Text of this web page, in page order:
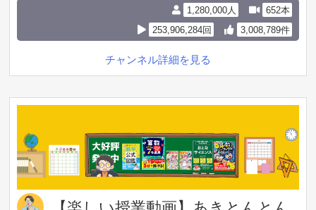
1,280,000人
652本
253,906,284回
3,008,789件
チャンネル詳細を見る